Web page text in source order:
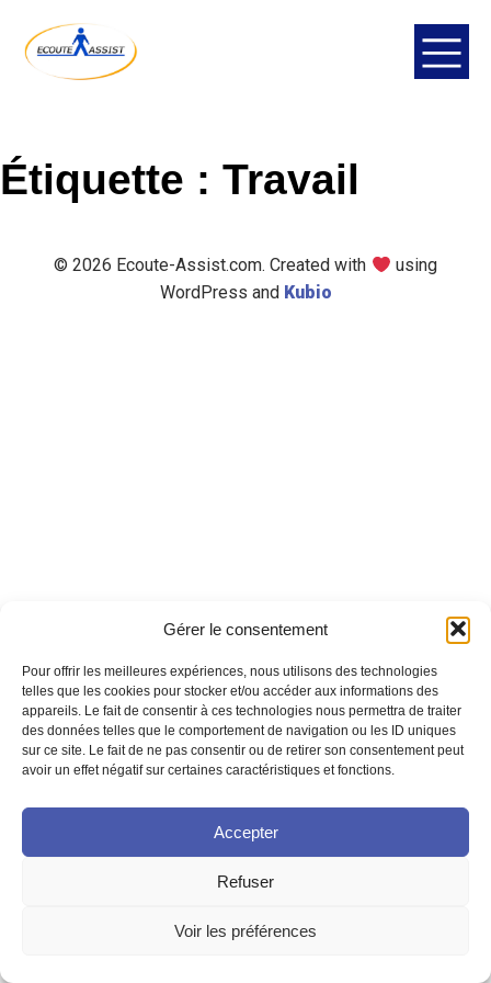
Gérer le consentement
Pour offrir les meilleures expériences, nous utilisons des technologies
telles que les cookies pour stocker et/ou accéder aux informations des
appareils. Le fait de consentir à ces technologies nous permettra de traiter
des données telles que le comportement de navigation ou les ID uniques
sur ce site. Le fait de ne pas consentir ou de retirer son consentement peut
avoir un effet négatif sur certaines caractéristiques et fonctions.
Accepter
Refuser
Voir les préférences
contenu
Étiquette : Travail
© 2026 Ecoute-Assist.com. Created with
using
WordPress and Kubio